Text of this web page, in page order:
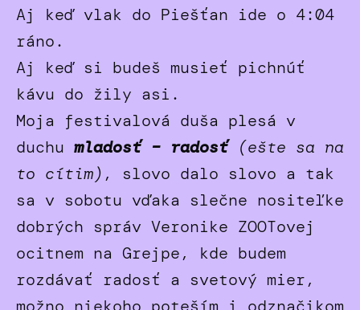
Aj keď vlak do Piešťan ide o 4:04
ráno.
Aj keď si budeš musieť pichnúť
kávu do žily asi.
Moja festivalová duša plesá v
duchu mladosť – radosť (ešte sa na
to cítim) , slovo dalo slovo a tak
sa v sobotu vďaka slečne nositeľke
dobrých správ Veronike ZOOTovej
ocitnem na Grejpe, kde budem
rozdávať radosť a svetový mier,